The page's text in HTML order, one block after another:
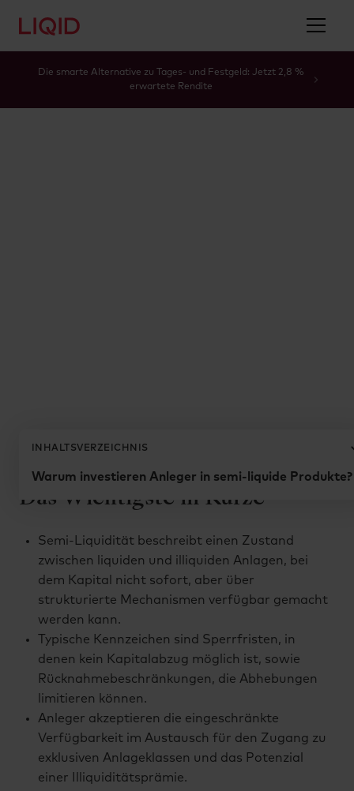
Die smarte Alternative zu Tages- und Festgeld: Jetzt 2,8 %
erwartete Rendite
INHALTSVERZEICHNIS
Warum investieren Anleger in semi-liquide Produkte?
Semi-Liquidität
Das Wichtigste in Kürze
Semi-Liquidität beschreibt einen Zustand
zwischen liquiden und illiquiden Anlagen, bei
dem Kapital nicht sofort, aber über
strukturierte Mechanismen verfügbar gemacht
werden kann.
Typische Kennzeichen sind Sperrfristen, in
denen kein Kapitalabzug möglich ist, sowie
Rücknahmebeschränkungen, die Abhebungen
limitieren können.
Anleger akzeptieren die eingeschränkte
Verfügbarkeit im Austausch für den Zugang zu
exklusiven Anlageklassen und das Potenzial
einer Illiquiditätsprämie.